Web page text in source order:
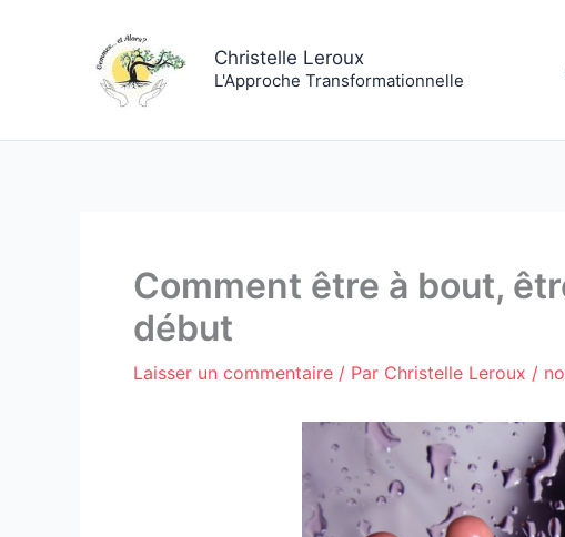
Christelle Leroux
L'Approche Transformationnelle
Comment être à bout,
début
Laisser un commentaire / Par Christelle Leroux /